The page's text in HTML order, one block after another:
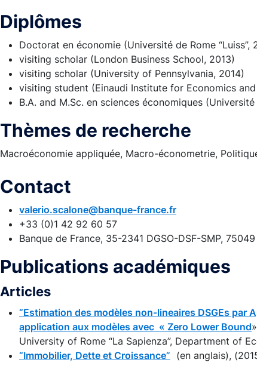
Diplômes
Doctorat en économie (Université de Rome “Luiss”,
visiting scholar (London Business School, 2013)
visiting scholar (University of Pennsylvania, 2014)
visiting student (Einaudi Institute for Economics and
B.A. and M.Sc. en sciences économiques (Université
Thèmes de recherche
Macroéconomie appliquée, Macro-économetrie,
Contact
valerio.scalone@banque-france.fr
+33 (0)1 42 92 60 57
Banque de France, 35-2341 DGSO-DSF-SMP,
Publications académiques
Articles
“Estimation des modèles non-lineaires DSGEs par
application aux modèles avec « Zero Lower Bound
University of Rome “La Sapienza”, Department of
“Immobilier, Dette et Croissance” (en anglais),